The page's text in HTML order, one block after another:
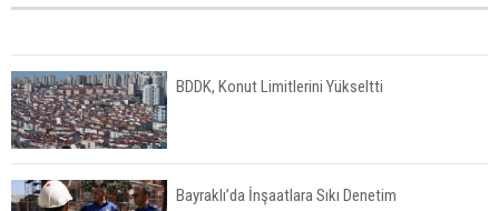
BDDK, Konut Limitlerini Yükseltti
Bayraklı’da İnşaatlara Sıkı Denetim